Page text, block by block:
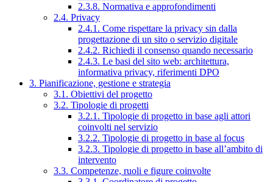
2.3.8. Normativa e approfondimenti
2.4. Privacy
2.4.1. Come rispettare la privacy sin dalla
progettazione di un sito o servizio digitale
2.4.2. Richiedi il consenso quando necessario
2.4.3. Le basi del sito web: architettura,
informativa privacy, riferimenti DPO
3. Pianificazione, gestione e strategia
3.1. Obiettivi del progetto
3.2. Tipologie di progetti
3.2.1. Tipologie di progetto in base agli attori
coinvolti nel servizio
3.2.2. Tipologie di progetto in base al focus
3.2.3. Tipologie di progetto in base all’ambito di
intervento
3.3. Competenze, ruoli e figure coinvolte